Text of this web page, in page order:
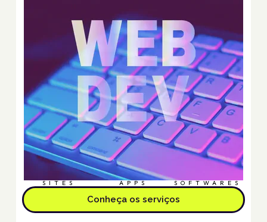
SITES APPS SOFTWARES
Conheça os serviços